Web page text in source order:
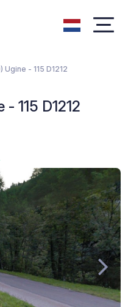
Ugine - 115 D1212
115 D1212